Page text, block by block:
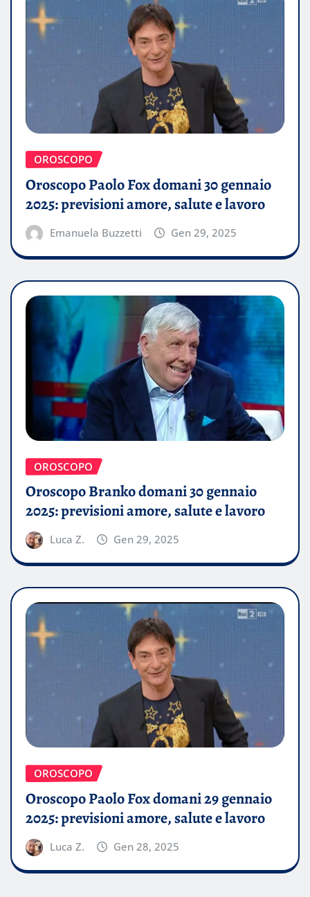
OROSCOPO
Oroscopo Paolo Fox domani 30 gennaio
2025: previsioni amore, salute e lavoro
Emanuela Buzzetti Gen 29, 2025
OROSCOPO
Oroscopo Branko domani 30 gennaio
2025: previsioni amore, salute e lavoro
Luca Z. Gen 29, 2025
OROSCOPO
Oroscopo Paolo Fox domani 29 gennaio
2025: previsioni amore, salute e lavoro
Luca Z. Gen 28, 2025